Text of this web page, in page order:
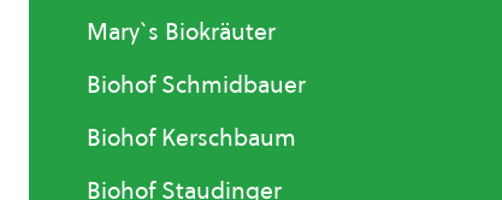
Mary`s Biokräuter
Biohof Schmidbauer
Biohof Kerschbaum
Biohof Staudinger